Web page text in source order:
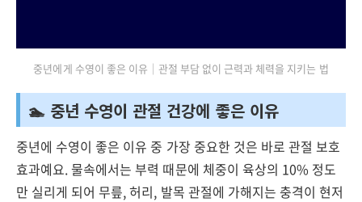
중년에게 수영이 좋은 이유｜관절 부담 없이 근력과 체력을 지키는 법
🏊 중년 수영이 관절 건강에 좋은 이유
중년에 수영이 좋은 이유 중 가장 중요한 것은 바로 관절 보호
효과예요. 물속에서는 부력 때문에 체중이 육상의 10% 정도
만 실리게 되어 무릎, 허리, 발목 관절에 가해지는 충격이 현저